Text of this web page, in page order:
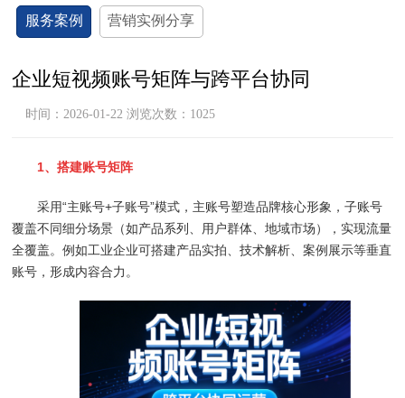
服务案例 营销实例分享
企业短视频账号矩阵与跨平台协同
时间：2026-01-22 浏览次数：1025
1、搭建账号矩阵
采用“主账号+子账号”模式，主账号塑造品牌核心形象，子账号
覆盖不同细分场景（如产品系列、用户群体、地域市场），实现流量
全覆盖。例如工业企业可搭建产品实拍、技术解析、案例展示等垂直
账号，形成内容合力。